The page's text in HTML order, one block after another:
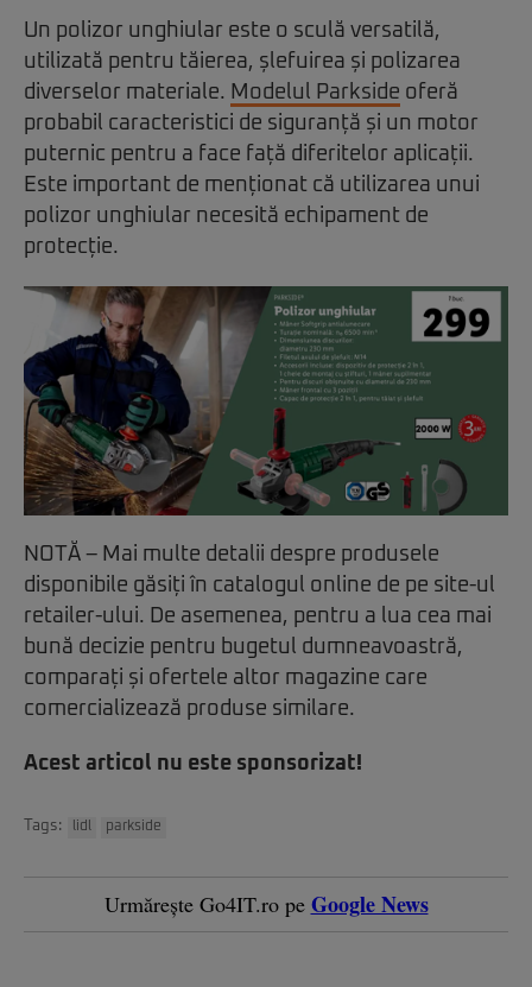
Un polizor unghiular este o sculă versatilă,
utilizată pentru tăierea, șlefuirea și polizarea
diverselor materiale. Modelul Parkside oferă
probabil caracteristici de siguranță și un motor
puternic pentru a face față diferitelor aplicații.
Este important de menționat că utilizarea unui
polizor unghiular necesită echipament de
protecție.
NOTĂ – Mai multe detalii despre produsele
disponibile găsiți în catalogul online de pe site-ul
retailer-ului. De asemenea, pentru a lua cea mai
bună decizie pentru bugetul dumneavoastră,
comparați și ofertele altor magazine care
comercializează produse similare.
Acest articol nu este sponsorizat!
Tags: lidl parkside
Urmărește Go4IT.ro pe Google News